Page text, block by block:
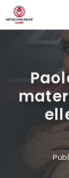
Aller
au
contenu